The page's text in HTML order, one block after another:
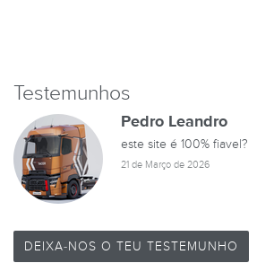
Testemunhos
Pedro Leandro
este site é 100% fiavel?
21 de Março de 2026
DEIXA-NOS O TEU TESTEMUNHO